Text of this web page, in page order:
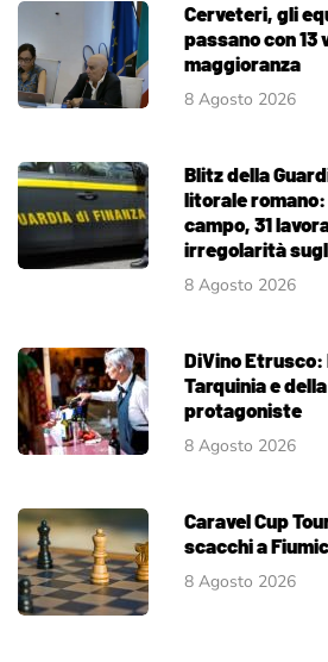
Cerveteri, gli
passano con 13
maggioranza
8 Agosto 2026
Blitz della
litorale
campo, 31
irregolarità
8 Agosto 2026
DiVino Etrusco:
Tarquinia e
protagoniste
8 Agosto 2026
Caravel Cup
scacchi a
8 Agosto 2026